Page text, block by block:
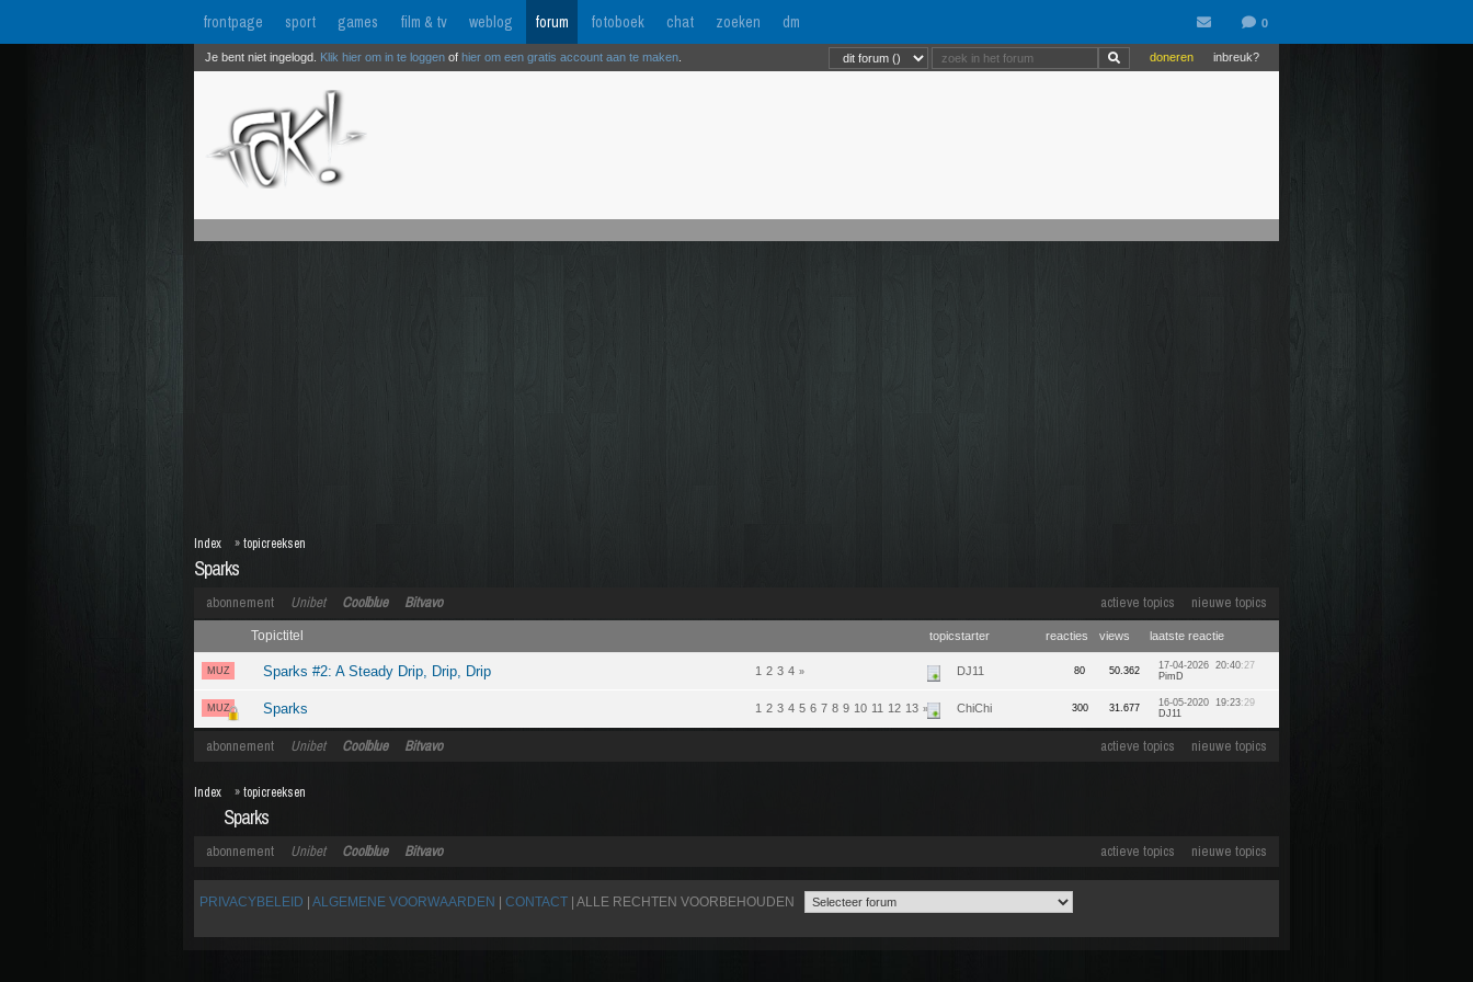
frontpage sport games film & tv weblog forum fotoboek chat zoeken dm
inbreuk?
doneren
Je bent niet ingelogd. Klik hier om in te loggen of hier om een gratis account aan te maken
Sparks
Index »topicreeksen
actieve topics nieuwe topics
abonnement Unibet Coolblue Bitvavo
Topictitel topicstarter reacties views laatste reactie
MUZ Sparks #2: A Steady Drip, Drip, Drip 1 2 3 4 » DJ11 80 50.362 17-04-2026 20:40:27
PimD
MUZ Sparks 1 2 3 4 5 6 7 8 9 10 11 12 13 » ChiChi 300 31.677 16-05-2020 19:23:29
DJ11
actieve topics nieuwe topics
abonnement Unibet Coolblue Bitvavo
Sparks
Index »topicreeksen
actieve topics nieuwe topics
abonnement Unibet Coolblue Bitvavo
PRIVACYBELEID ALGEMENE VOORWAARDEN CONTACT | ALLE RECHTEN VOORBEHOUDEN